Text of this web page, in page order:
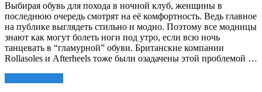
Выбирая обувь для похода в ночной клуб, женщины в
последнюю очередь смотрят на её комфортность. Ведь главное
на публике выглядеть стильно и модно. Поэтому все модницы
знают как могут болеть ноги под утро, если всю ночь
танцевать в “гламурной” обуви. Британские компании
Rollasoles и Afterheels тоже были озадачены этой проблемой …